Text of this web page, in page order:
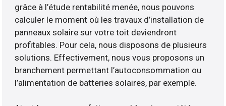
grâce à l’étude rentabilité menée, nous pouvons
calculer le moment où les travaux d’installation de
panneaux solaire sur votre toit deviendront
profitables. Pour cela, nous disposons de plusieurs
solutions. Effectivement, nous vous proposons un
branchement permettant l’autoconsommation ou
l’alimentation de batteries solaires, par exemple.